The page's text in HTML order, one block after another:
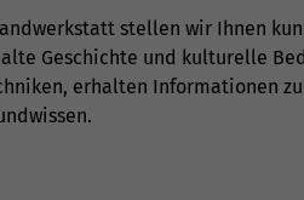
stellen wir Ihnen
Geschichte und kulturelle
erhalten Informationen